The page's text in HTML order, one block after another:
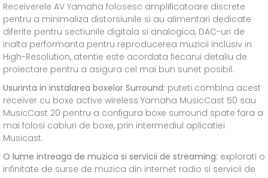
Receiverele AV Yamaha folosesc amplificatoare discrete
pentru a minimaliza distorsiunile si au alimentari dedicate
diferite pentru sectiunile digitala si analogica, DAC-uri de
inalta performanta pentru reproducerea muzicii inclusiv in
High-Resolution, atentie este acordata fiecarui detaliu de
proiectare pentru a asigura cel mai bun sunet posibil.
Usurinta in instalarea boxelor Surround: puteti combina acest
receiver cu boxe active wireless Yamaha MusicCast 50 sau
MusicCast 20 pentru a configura boxe surround spate fara a
mai folosi cabluri de boxe, prin intermediul aplicatiei
Musicast.
O lume intreaga de muzica si servicii de streaming: explorati o
infinitate de surse de muzica din internet radio si servicii de